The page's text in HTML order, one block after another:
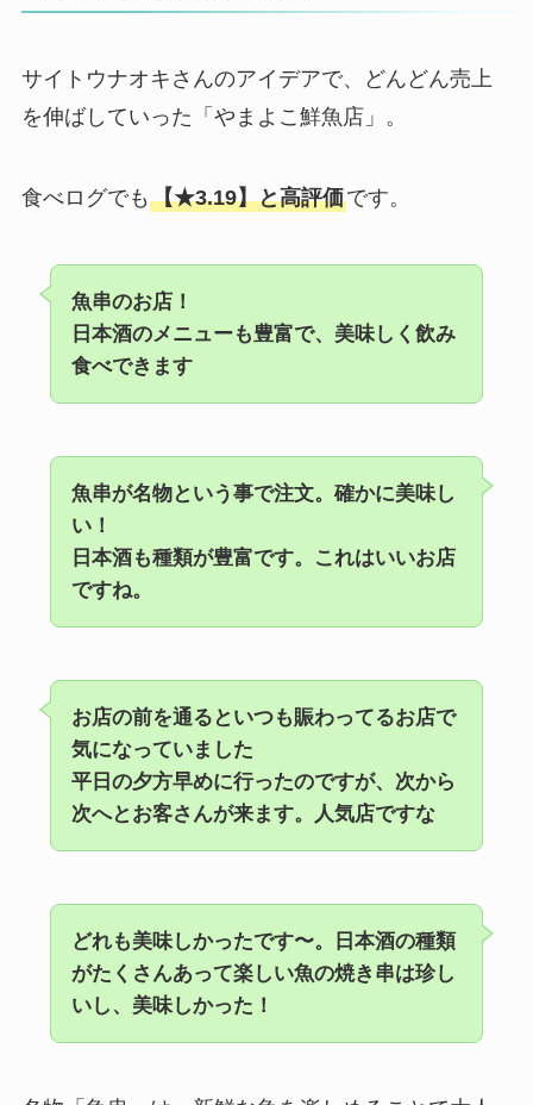
サイトウナオキさんのアイデアで、どんどん売上
を伸ばしていった「やまよこ鮮魚店」。
食べログでも 【★3.19】と高評価です。
魚串のお店！
日本酒のメニューも豊富で、美味しく飲み
食べできます
魚串が名物という事で注文。確かに美味し
い！
日本酒も種類が豊富です。これはいいお店
ですね。
お店の前を通るといつも賑わってるお店で
気になっていました
平日の夕方早めに行ったのですが、次から
次へとお客さんが来ます。人気店ですな
どれも美味しかったです〜。日本酒の種類
がたくさんあって楽しい魚の焼き串は珍し
いし、美味しかった！